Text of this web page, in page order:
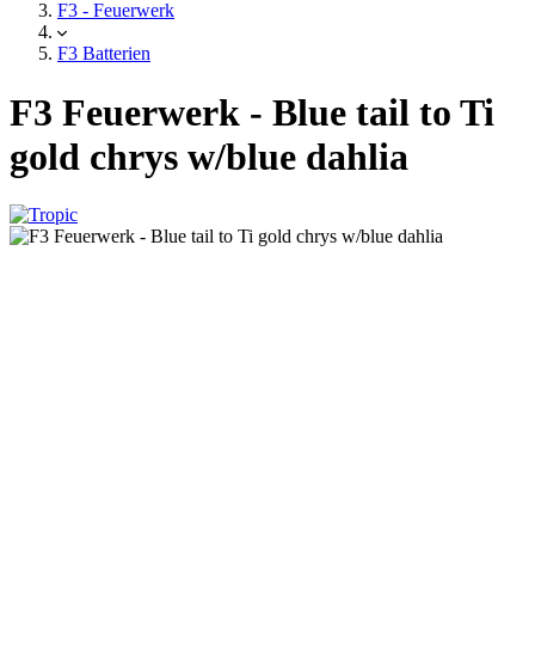
F3 - Feuerwerk
F3 Batterien
F3 Feuerwerk - Blue tail to Ti
gold chrys w/blue dahlia